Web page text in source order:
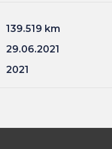
139.519 km
29.06.2021
2021